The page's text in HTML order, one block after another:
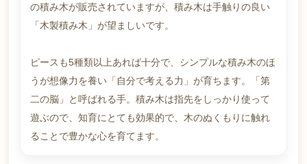
の積み木が販売されていますが、積み木は手触りの良い
「木製積み木」が望ましいです。
ピースも5種類以上あれば十分で、シンプルな積み木のほ
うが想像力を養い「自分で考える力」が育ちます。「第
二の脳」と呼ばれる手。積み木は指先をしっかり使って
遊ぶので、知育にとても効果的で、木のぬくもりに触れ
ることで豊かな心を育てます。